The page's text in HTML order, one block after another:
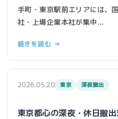
手町・東京駅前エリアには、
社・上場企業本社が集中...
続きを読む →
2026.05.20 東京 深夜搬出
東京都心の深夜・休日搬